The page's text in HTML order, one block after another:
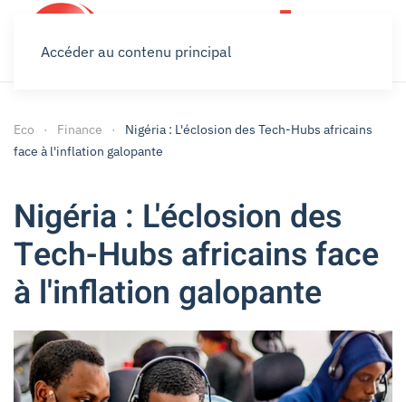
Accéder au contenu principal
Eco Finance
Nigéria : L'éclosion des Tech-Hubs africains
face à l'inflation galopante
Nigéria : L'éclosion des
Tech-Hubs africains face
à l'inflation galopante